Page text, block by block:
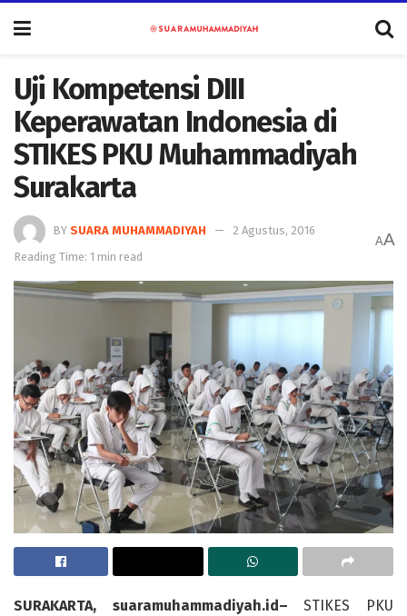
Uji Kompetensi DIII
Keperawatan Indonesia di
STIKES PKU Muhammadiyah
Surakarta
BY SUARA MUHAMMADIYAH
2 Agustus, 2016
Reading Time: 1 min read
AA
SURAKARTA, suaramuhammadiyah.id– STIKES PKU